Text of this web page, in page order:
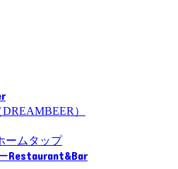
）
ームタップ
Restaurant&Bar